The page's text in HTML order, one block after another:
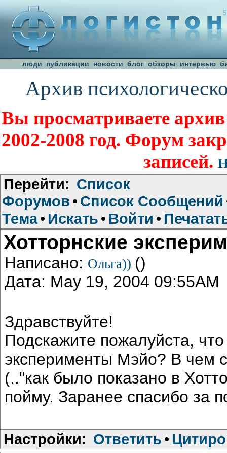
люди публикации новости блог обзоры интервью
Архив
Вы просматриваете
2002-2008 год. Форум
записей.
Перейти: Список
Форумов • Список Сообщений
Тема• Искать • Войти •
Хотторнские
Написано: Ольга)) ()
Дата: May 19, 2004 09:55AM
Здравствуйте!
Подскажите пожалуйста,
эксперименты Мэйо? В чем
(.."как было показано в
пойму. Заранее спасибо за
Настройки: Ответить •